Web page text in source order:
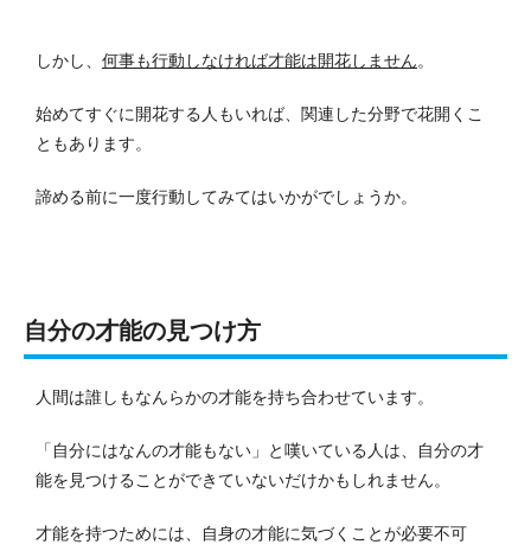
しかし、 何事も行動しなければ才能は開花しません。
始めてすぐに開花する人もいれば、関連した分野で花開くこ
ともあります。
諦める前に一度行動してみてはいかがでしょうか。
自分の才能の見つけ方
人間は誰しもなんらかの才能を持ち合わせています。
「自分にはなんの才能もない」と嘆いている人は、自分の才
能を見つけることができていないだけかもしれません。
才能を持つためには、自身の才能に気づくことが必要不可